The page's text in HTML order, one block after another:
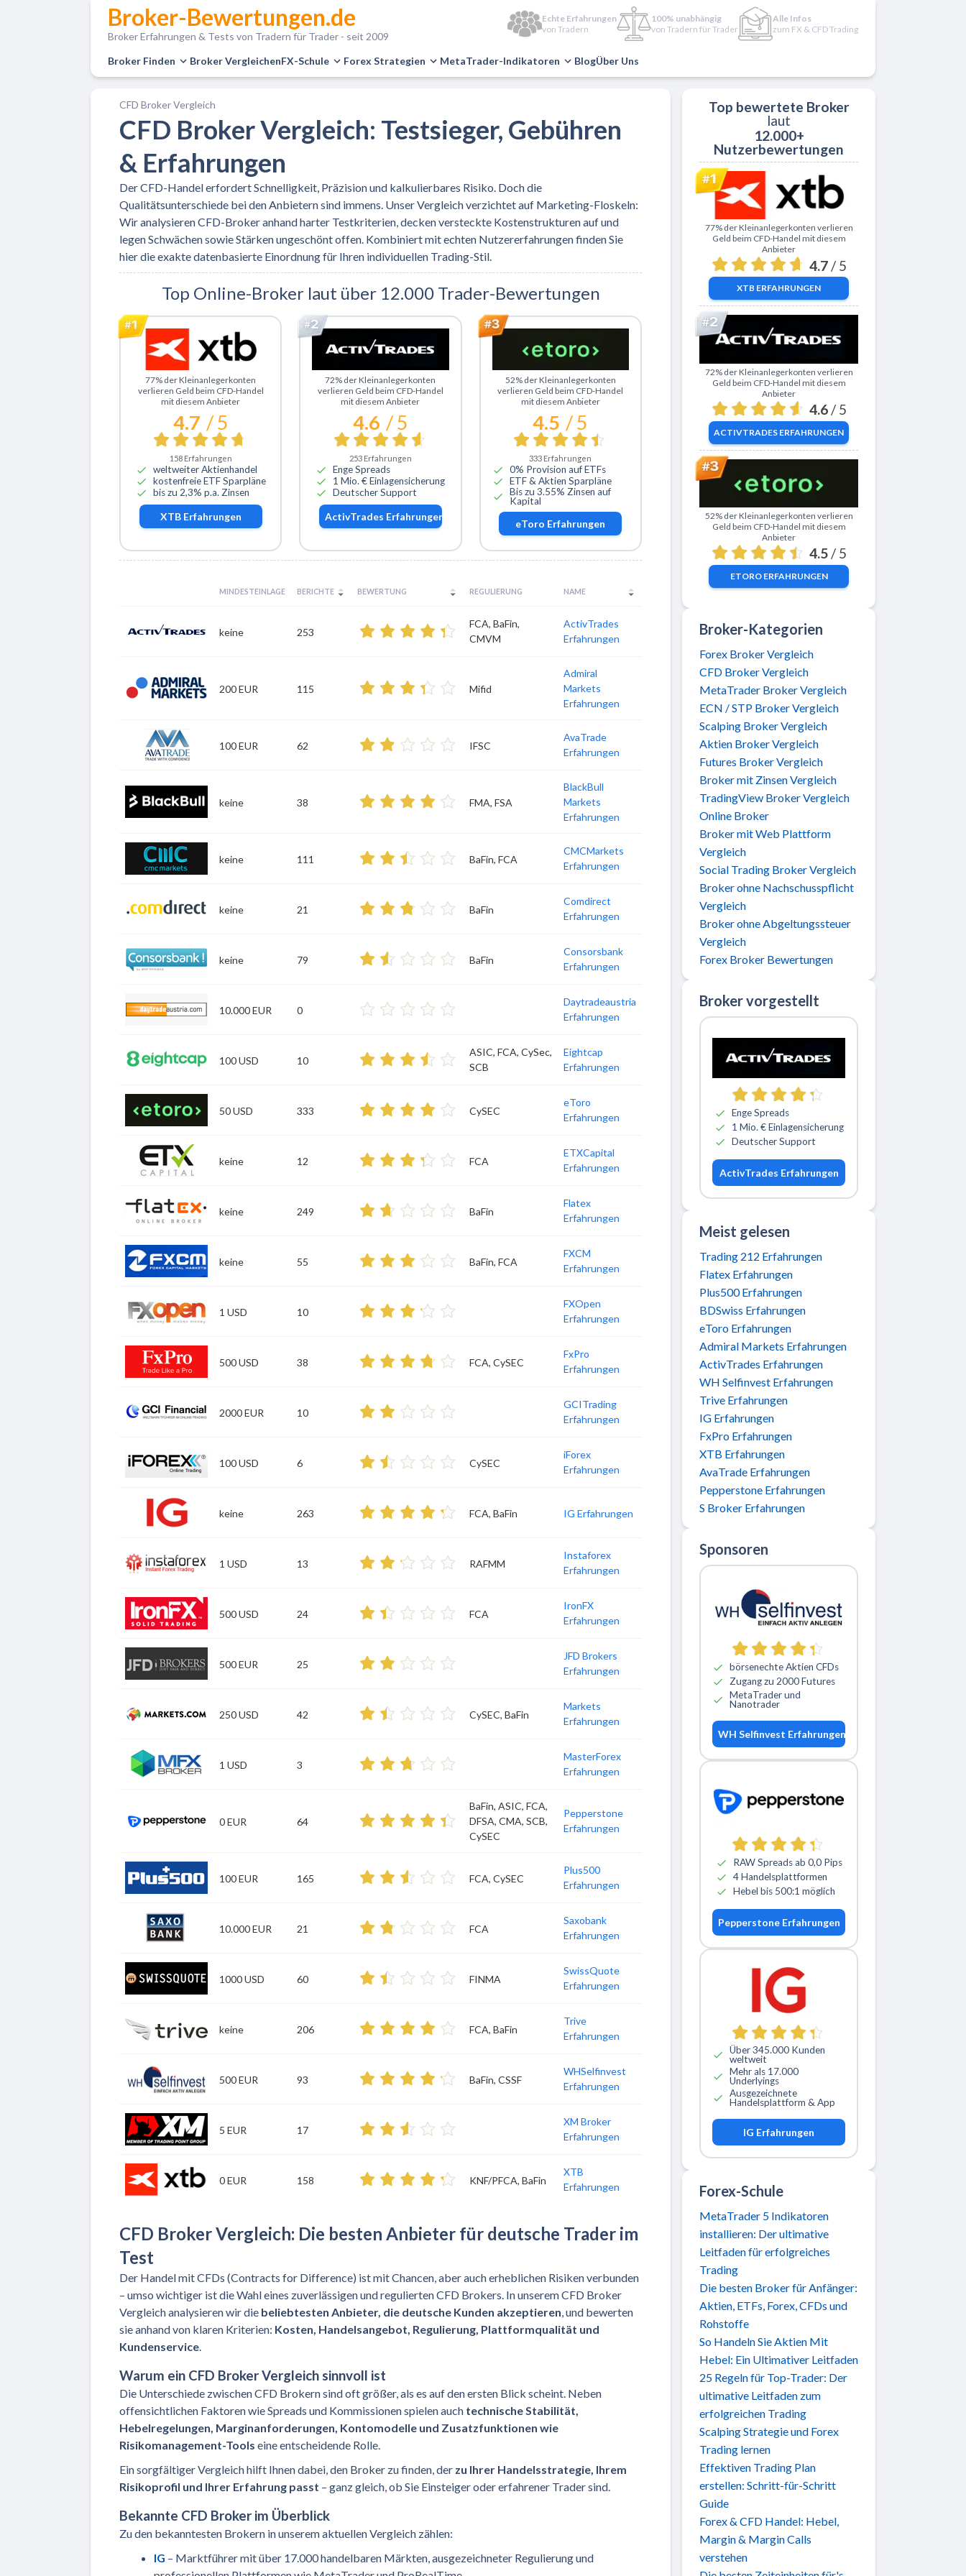
Broker-Bewertungen.de
Broker Erfahrungen & Tests von Tradern für Trader - seit 2009
Echte Erfahrungen
von Tradern
100% unabhängig
von Tradern für Trader
Alle Infos
zum FX & CFD Trading
Broker Finden Broker VergleichenFX-Schule Forex Strategien MetaTrader-Indikatoren BlogÜber Uns
CFD Broker Vergleich
CFD Broker Vergleich: Testsieger, Gebühren
& Erfahrungen
Der CFD-Handel erfordert Schnelligkeit, Präzision und kalkulierbares Risiko. Doch die
Qualitätsunterschiede bei den Anbietern sind immens. Unser Vergleich verzichtet auf Marketing-Floskeln:
Wir analysieren CFD-Broker anhand harter Testkriterien, decken versteckte Kostenstrukturen auf und
legen Schwächen sowie Stärken ungeschönt offen. Kombiniert mit echten Nutzererfahrungen finden Sie
hier die exakte datenbasierte Einordnung für Ihren individuellen Trading-Stil.
Top Online-Broker laut über 12.000 Trader-Bewertungen
Zu XTB
77% der Kleinanlegerkonten
verlieren Geld beim CFD-Handel
mit diesem Anbieter
4.7 / 5
158Erfahrungen
weltweiter Aktienhandel
kostenfreie ETF Sparpläne
bis zu 2,3% p.a. Zinsen
XTBErfahrungen
Zu ActivTrades
72% der Kleinanlegerkonten
verlieren Geld beim CFD-Handel
mit diesem Anbieter
4.6 / 5
253Erfahrungen
Enge Spreads
1 Mio. € Einlagensicherung
Deutscher Support
ActivTrades Erfahrungen
Zu eToro
52% der Kleinanlegerkonten
verlieren Geld beim CFD-Handel
mit diesem Anbieter
4.5 / 5
333 Erfahrungen
0% Provision auf ETFs
ETF & Aktien Sparpläne
Bis zu 3.55% Zinsen auf
Kapital
eToro Erfahrungen
MINDESTEINLAGE BERICHTE BEWERTUNG REGULIERUNG NAME
keine 253
FCA, BaFin,
CMVM
ActivTrades
Erfahrungen
200 EUR 115 Mifid
Admiral
Markets
Erfahrungen
100 EUR 62 IFSC
AvaTrade
Erfahrungen
keine 38 FMA, FSA
BlackBull
Markets
Erfahrungen
keine 111 BaFin, FCA
CMCMarkets
Erfahrungen
keine 21 BaFin
Comdirect
Erfahrungen
keine 79 BaFin
Consorsbank
Erfahrungen
10.000 EUR 0
Daytradeaustria
Erfahrungen
100 USD 10
ASIC, FCA, CySec,
SCB
Eightcap
Erfahrungen
50 USD 333 CySEC
eToro
Erfahrungen
keine 12 FCA
ETXCapital
Erfahrungen
keine 249 BaFin
Flatex
Erfahrungen
keine 55 BaFin, FCA
FXCM
Erfahrungen
1 USD 10
FXOpen
Erfahrungen
500 USD 38 FCA, CySEC
FxPro
Erfahrungen
2000 EUR 10
GCITrading
Erfahrungen
100 USD 6 CySEC
iForex
Erfahrungen
keine 263 FCA, BaFin IG Erfahrungen
1 USD 13 RAFMM
Instaforex
Erfahrungen
500 USD 24 FCA
IronFX
Erfahrungen
500 EUR 25
JFD Brokers
Erfahrungen
250 USD 42 CySEC, BaFin
Markets
Erfahrungen
1 USD 3
MasterForex
Erfahrungen
0 EUR 64
BaFin, ASIC, FCA,
DFSA, CMA, SCB,
CySEC
Pepperstone
Erfahrungen
100 EUR 165 FCA, CySEC
Plus500
Erfahrungen
10.000 EUR 21 FCA
Saxobank
Erfahrungen
1000 USD 60 FINMA
SwissQuote
Erfahrungen
keine 206 FCA, BaFin
Trive
Erfahrungen
500 EUR 93 BaFin, CSSF
WHSelfinvest
Erfahrungen
5 EUR 17
XM Broker
Erfahrungen
0 EUR 158 KNF/PFCA, BaFin
XTB
Erfahrungen
CFD Broker Vergleich: Die besten Anbieter für deutsche Trader im
Test
Der Handel mit CFDs (Contracts for Difference) ist mit Chancen, aber auch erheblichen Risiken verbunden
– umso wichtiger ist die Wahl eines zuverlässigen und regulierten CFD Brokers. In unserem CFD Broker
Vergleich analysieren wir die beliebtesten Anbieter, die deutsche Kunden akzeptieren, und bewerten
sie anhand von klaren Kriterien: Kosten, Handelsangebot, Regulierung, Plattformqualität und
Kundenservice.
Warum ein CFD Broker Vergleich sinnvoll ist
Die Unterschiede zwischen CFD Brokern sind oft größer, als es auf den ersten Blick scheint. Neben
offensichtlichen Faktoren wie Spreads und Kommissionen spielen auch technische Stabilität,
Hebelregelungen, Marginanforderungen, Kontomodelle und Zusatzfunktionen wie
Risikomanagement-Tools eine entscheidende Rolle.
Ein sorgfältiger Vergleich hilft Ihnen dabei, den Broker zu finden, der zu Ihrer Handelsstrategie, Ihrem
Risikoprofil und Ihrer Erfahrung passt – ganz gleich, ob Sie Einsteiger oder erfahrener Trader sind.
Bekannte CFD Broker im Überblick
Zu den bekanntesten Brokern in unserem aktuellen Vergleich zählen:
IG – Marktführer mit über 17.000 handelbaren Märkten, ausgezeichneter Regulierung und
Top bewertete Broker
laut
12.000+
Nutzerbewertungen
Zu XTB
77% der Kleinanlegerkonten verlieren
Geld beim CFD-Handel mit diesem
Anbieter
4.7 / 5
XTB ERFAHRUNGEN
Zu ActivTrades
72% der Kleinanlegerkonten verlieren
Geld beim CFD-Handel mit diesem
Anbieter
4.6 / 5
ACTIVTRADES ERFAHRUNGEN
Zu eToro
52% der Kleinanlegerkonten verlieren
Geld beim CFD-Handel mit diesem
Anbieter
4.5 / 5
ETOROERFAHRUNGEN
Broker-Kategorien
Forex Broker Vergleich
CFD Broker Vergleich
MetaTrader Broker Vergleich
ECN / STP Broker Vergleich
Scalping Broker Vergleich
Aktien Broker Vergleich
Futures Broker Vergleich
Broker mit Zinsen Vergleich
TradingView Broker Vergleich
Online Broker
Broker mit Web Plattform
Vergleich
Social Trading Broker Vergleich
Broker ohne Nachschusspflicht
Vergleich
Broker ohne Abgeltungssteuer
Vergleich
Forex Broker Bewertungen
Broker vorgestellt
Zu ActivTrades
Enge Spreads
1 Mio. € Einlagensicherung
Deutscher Support
ActivTrades Erfahrungen
Meist gelesen
Trading 212 Erfahrungen
Flatex Erfahrungen
Plus500 Erfahrungen
BDSwiss Erfahrungen
eToro Erfahrungen
Admiral Markets Erfahrungen
ActivTrades Erfahrungen
WH Selfinvest Erfahrungen
Trive Erfahrungen
IG Erfahrungen
FxPro Erfahrungen
XTB Erfahrungen
AvaTrade Erfahrungen
Pepperstone Erfahrungen
S Broker Erfahrungen
Sponsoren
börsenechte Aktien CFDs
Zugang zu 2000 Futures
MetaTrader und
Nanotrader
WH Selfinvest Erfahrungen
RAW Spreads ab 0,0 Pips
4 Handelsplattformen
Hebel bis 500:1 möglich
Pepperstone Erfahrungen
Über 345.000 Kunden
weltweit
Mehr als 17.000
Underlyings
Ausgezeichnete
Handelsplattform & App
IG Erfahrungen
Forex-Schule
MetaTrader 5 Indikatoren
installieren: Der ultimative
Leitfaden für erfolgreiches
Trading
Die besten Broker für Anfänger:
Aktien, ETFs, Forex, CFDs und
Rohstoffe
So Handeln Sie Aktien Mit
Hebel: Ein Ultimativer Leitfaden
25 Regeln für Top-Trader: Der
ultimative Leitfaden zum
erfolgreichen Trading
Scalping Strategie und Forex
Trading lernen
Effektiven Trading Plan
erstellen: Schritt-für-Schritt
Guide
Forex & CFD Handel: Hebel,
Margin & Margin Calls
verstehen